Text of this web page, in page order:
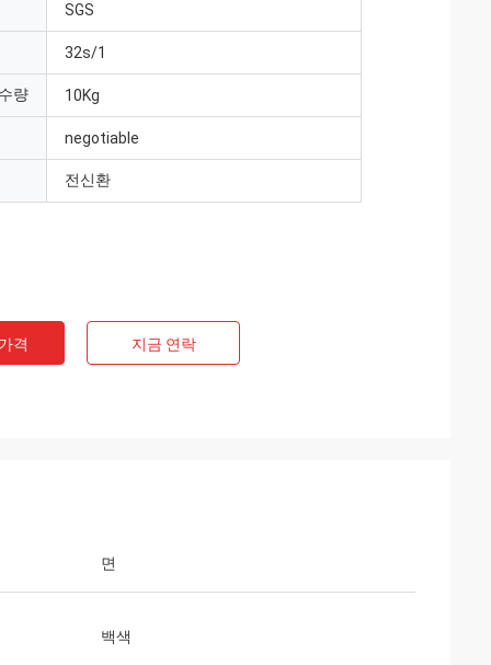
SGS
32s/1
량 10Kg
negotiable
전신환
격 지금 연락
면
백색